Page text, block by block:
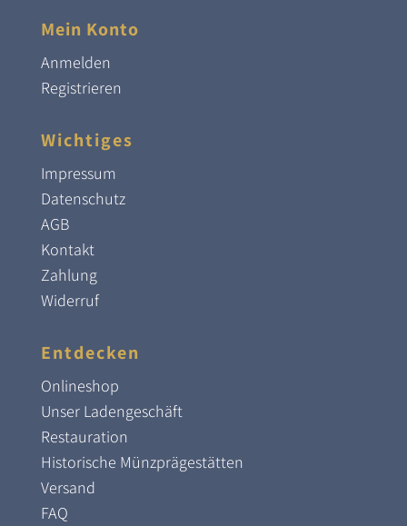
Mein Konto
Anmelden
Registrieren
Wichtiges
Impressum
Datenschutz
AGB
Kontakt
Zahlung
Widerruf
Entdecken
Onlineshop
Unser Ladengeschäft
Restauration
Historische Münzprägestätten
Versand
FAQ